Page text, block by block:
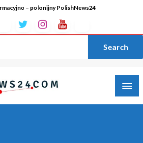
– polonijny PolishNews24